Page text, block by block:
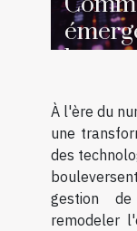
le
À l'ère du
une
des
gestion
remodeler